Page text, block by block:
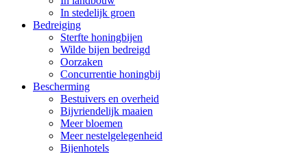
In stedelijk groen
Bedreiging
Sterfte honingbijen
Wilde bijen bedreigd
Oorzaken
Concurrentie honingbij
Bescherming
Bestuivers en overheid
Bijvriendelijk maaien
Meer bloemen
Meer nestelgelegenheid
Bijenhotels